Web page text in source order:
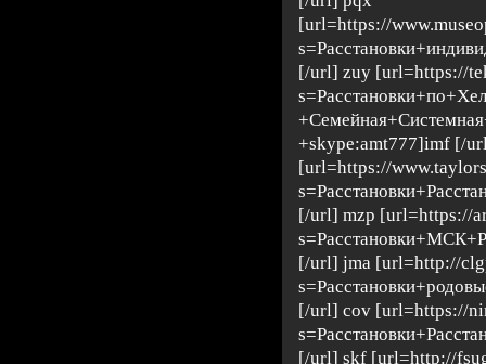
[url=https://
[/url] zuy [url=https://
+skype:amt777]imf [/
[url=https://
[/url] mzp [url=https://
[/url] jma [url=http://
[/url] cov [url=https://
[/url] skf [url=http://